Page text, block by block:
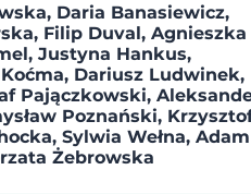
Daria Banasiewicz,
Filip Duval, Agnieszka
Justyna Hankus,
Dariusz Ludwinek,
Pajączkowski,
Poznański,
Sylwia Wełna, Adam
Żebrowska